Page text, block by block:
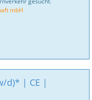
mbH
d)* | CE |